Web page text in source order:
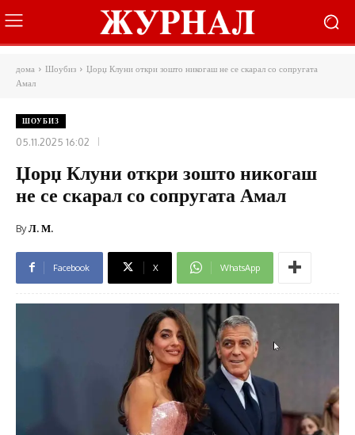
дома Шоубиз
Џорџ Клуни откри зошто никогаш не се скарал со сопругата
Амал
ШОУБИЗ
05.11.2025 16:02
Џорџ Клуни откри зошто никогаш
не се скарал со сопругата Амал
ByЛ. М.
Facebook X WhatsApp